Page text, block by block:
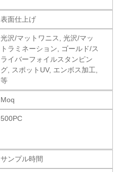
表面仕上げ
光沢/マットワニス, 光沢/マッ
トラミネーション, ゴールド/ス
ライバーフォイルスタンピン
グ, スポットUV, エンボス加工,
等
Moq
500PC
サンプル時間